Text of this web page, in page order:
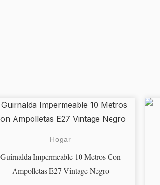
Hogar
Guirnalda Impermeable 10 Metros Con
Ampolletas E27 Vintage Negro